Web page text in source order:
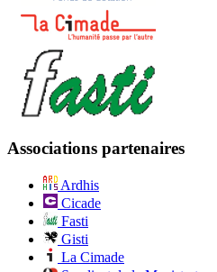
Associations partenaires
Ardhis
Cicade
Fasti
Gisti
La Cimade